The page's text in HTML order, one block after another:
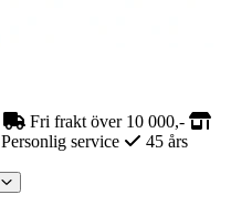
Fri frakt över 10 000,-
Personlig service
45 års